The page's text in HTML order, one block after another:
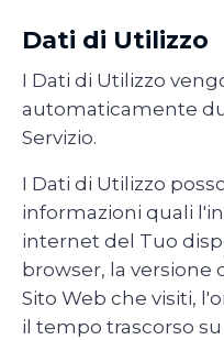
Dati di Utilizzo
I Dati di Utilizzo
automaticamente
Servizio.
I Dati di Utilizzo
informazioni quali
internet del Tuo
browser, la versione
Sito Web che visiti,
il tempo trascorso